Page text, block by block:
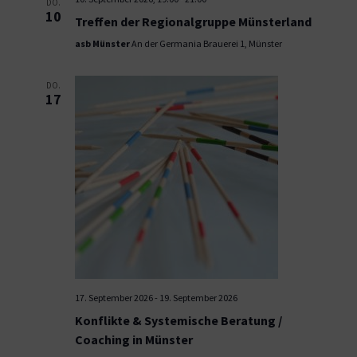
DO.
10 Treffen der Regionalgruppe Münsterland
asb MünsterAn der Germania Brauerei 1, Münster
DO.
17
17. September 2026- 19. September 2026
Konflikte & Systemische Beratung /
Coaching in Münster